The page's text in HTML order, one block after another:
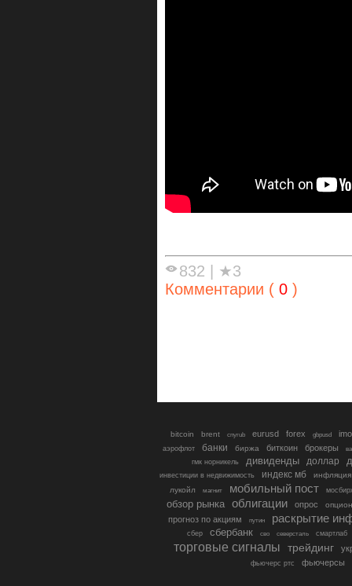
832
★3
Комментарии ( 0 )
bitcoin brent cnyrub eurusd forex gbpusd
аэрофлот банки биржа биткоин брокеры
гмк норникель
дивиденды доллар
инвестиции в недвижимость индекс мб
инфляция
лукойл
магнит мобильный пост
обзор рынка облигации опрос
прогноз по акциям путин раскрытие
сбер сбербанк сво северсталь смартлаб
торговые сигналы трейдинг
фьючерс ртс фьючерсы